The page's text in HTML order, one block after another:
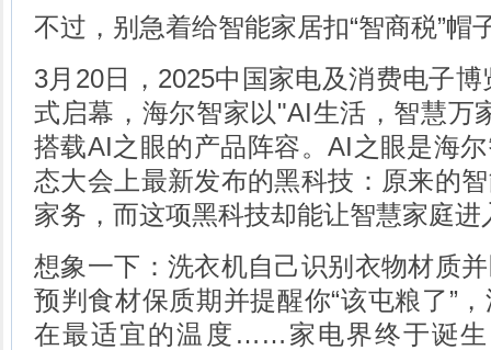
不过，别急着给智能家居扣“智商税”帽
3月20日，2025中国家电及消费电子
式启幕，海尔智家以"AI生活，智慧万
搭载AI之眼的产品阵容。AI之眼是海
态大会上最新发布的黑科技：原来的
家务，而这项黑科技却能让智慧家庭进
想象一下：洗衣机自己识别衣物材质
预判食材保质期并提醒你“该屯粮了”
在最适宜的温度……家电界终于诞生